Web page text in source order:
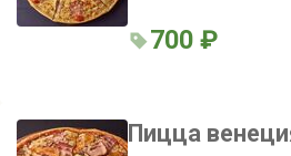
700 ₽
Пицца